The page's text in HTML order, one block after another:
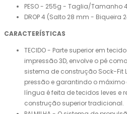
PESO - 255g - Taglia/Tamanho
DROP 4 (Salto 28 mm - Biqueira
CARACTERÍSTICAS
TECIDO - Parte superior em
impressão 3D, envolve o pé
sistema de construção Sock-Fit
pressão e garantindo o máximo
língua é feita de tecidos leves e
construção superior tradicional.